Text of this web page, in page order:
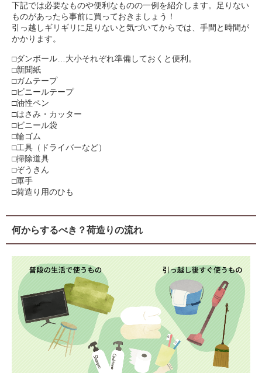
下記では必要なものや便利なものの一例を紹介します。足りない
ものがあったら事前に買っておきましょう！
引っ越しギリギリに足りないと気づいてからでは、手間と時間が
かかります。
□ダンボール…大小それぞれ準備しておくと便利。
□新聞紙
□ガムテープ
□ビニールテープ
□油性ペン
□はさみ・カッター
□ビニール袋
□輪ゴム
□工具（ドライバーなど）
□掃除道具
□ぞうきん
□軍手
□荷造り用のひも
何からするべき？荷造りの流れ